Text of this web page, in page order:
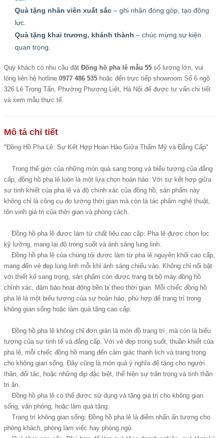
Quà tặng nhân viên xuất sắc – ghi nhận đóng góp, tạo động
lực.
Quà tặng khai trương, khánh thành – chúc mừng sự kiện
quan trọng.
Quý khách có nhu cầu đặt Đồng hồ pha lê mẫu 55 số lượng lớn, vui
lòng liên hệ hotline 0977 486 535 hoặc đến trực tiếp showroom Số 6 ngõ
326 Lê Trọng Tấn, Phường Phương Liệt, Hà Nội để được tư vấn chi tiết
và xem mẫu thực tế.
Mô tả chi tiết
"Đồng Hồ Pha Lê: Sự Kết Hợp Hoàn Hảo Giữa Thẩm Mỹ và Đẳng Cấp"
Trong thế giới của những món quà sang trọng và biểu tượng của đẳng
cấp, đồng hồ pha lê luôn là một lựa chọn hoàn hảo. Với sự kết hợp giữa
sự tinh khiết của pha lê và độ chính xác của đồng hồ, sản phẩm này
không chỉ là công cụ đo lường thời gian mà còn là tác phẩm nghệ thuật,
tôn vinh giá trị của thời gian và phong cách.
Đồng hồ pha lê được làm từ chất liệu cao cấp: Pha lê được chọn lọc
kỹ lưỡng, mang lại độ trong suốt và ánh sáng lung linh.
Đồng hồ pha lê của chúng tôi được làm từ pha lê nguyên khối cao cấp,
mang đến vẻ đẹp lung linh mỗi khi ánh sáng chiếu vào. Không chỉ nổi bật
với thiết kế sang trọng, sản phẩm còn được trang bị bộ máy đồng hồ
chính xác, đảm bảo hoạt động bền bỉ theo thời gian. Mỗi chiếc đồng hồ
pha lê là một biểu tượng của sự hoàn hảo, phù hợp để trang trí trong
không gian sống hoặc làm quà tặng cao cấp.
Đồng hồ pha lê không chỉ đơn giản là món đồ trang trí, mà còn là biểu
tượng của sự tinh tế và đẳng cấp. Với vẻ đẹp trong suốt, thuần khiết của
pha lê, mỗi chiếc đồng hồ mang đến cảm giác thanh lịch và trang trọng
cho không gian sống. Đây cũng là món quà ý nghĩa để tặng cho người
thân, đối tác, hoặc những dịp đặc biệt, thể hiện sự trân trọng và tinh thần
tri ân.
Đồng hồ pha lê có thể được sử dụng và tăng giá trị cho không gian
sống, văn phòng, hoặc làm quà tặng:
Trang trí không gian sống: Đồng hồ pha lê là điểm nhấn ấn tượng cho
phòng khách, phòng làm việc hay phòng ngủ.